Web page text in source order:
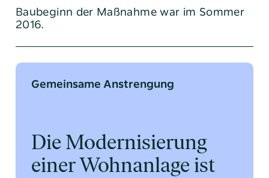
Baubeginn der Maßnahme war im Sommer
2016.
Gemeinsame Anstrengung
Die Modernisierung
einer Wohnanlage ist